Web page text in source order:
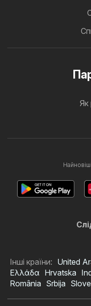
Як
Інші країни: United
Ελλάδα Hrvatska
România Srbija